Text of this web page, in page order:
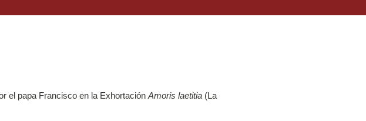
el papa Francisco en la Exhortación Amoris laetitia (La